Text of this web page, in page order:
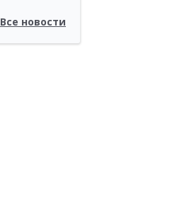
Все новости